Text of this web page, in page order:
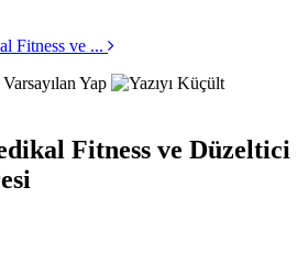
Fitness ve ...
Fitness ve Düzeltici